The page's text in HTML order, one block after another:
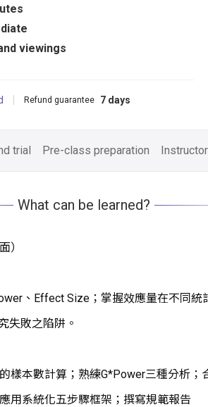
viewings
Refund guarantee 7 days
trial Pre-class preparation Instructor
What can be learned?
）
、Effect Size；掌握效應量在不同統
失敗之陷阱。
樣本數計算；熟練G*Power三種分析；
用系統化五步驟框架；撰寫規範報告